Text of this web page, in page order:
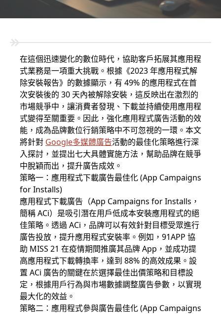
在這個迅速變化的數位時代，協助客戶拓展其應用程
式業務是一項重大挑戰。根據《2023 年應用程式解
除安裝報告》的數據顯示，有 49% 的應用程式在首
次安裝後的 30 天內被解除安裝，這反映出在激烈的
市場競爭中，讓消費者發現、下載並持續使用應用程
式變得至關重要。因此，強化應用程式廣告活動的效
能，成為品牌數位行銷策略中不可忽視的一環。本文
將針對 Google多媒體廣告活動的最佳化策略進行深
入探討，並提出七大具體實施方法，幫助品牌在競爭
中脫穎而出，提升廣告成效。
策略一：應用程式下載廣告最佳化 (App Campaigns
for Installs)
應用程式下載廣告（App Campaigns for Installs，
簡稱 ACi）是吸引潛在用戶低成本安裝應用程式的絕
佳策略。透過 ACi，品牌可以有效針對目標受眾進行
廣告投放，提升應用程式安裝率。例如，91APP 協
助 MISS 21 在疫情期間推廣其品牌 App，並成功提
高應用程式下載轉換率，達到 88% 的高效成果。設
置 ACi 廣告的關鍵在於選擇最佳出價策略和目標設
定，根據用戶行為與市場數據調整廣告參數，以實現
最大化的效益。
策略二：應用程式參與廣告最佳化 (App Campaigns